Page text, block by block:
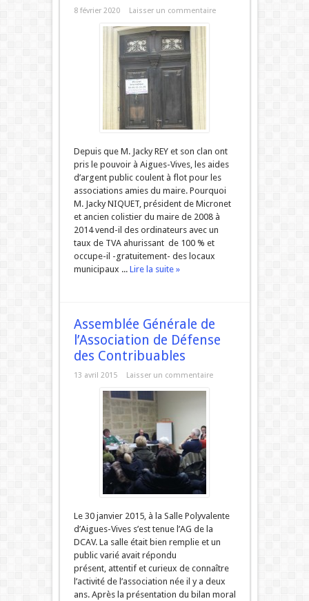
8 février 2020 Laisser un commentaire
Depuis que M. Jacky REY et son clan ont
pris le pouvoir à Aigues-Vives, les aides
d’argent public coulent à flot pour les
associations amies du maire. Pourquoi
M. Jacky NIQUET, président de Micronet
et ancien colistier du maire de 2008 à
2014 vend-il des ordinateurs avec un
taux de TVA ahurissant de 100 % et
occupe-il -gratuitement- des locaux
municipaux ... Lire la suite »
Assemblée Générale de
l’Association de Défense
des Contribuables
13 avril 2015 Laisser un commentaire
Le 30 janvier 2015, à la Salle Polyvalente
d’Aigues-Vives s’est tenue l’AG de la
DCAV. La salle était bien remplie et un
public varié avait répondu
présent, attentif et curieux de connaître
l’activité de l’association née il y a deux
ans. Après la présentation du bilan moral